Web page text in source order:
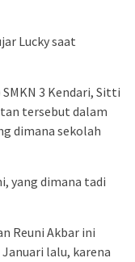
Lucky saat
3 Kendari, Sitti
tersebut dalam
dimana sekolah
yang dimana tadi
Reuni Akbar ini
lalu, karena